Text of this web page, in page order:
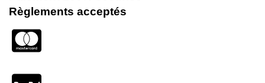
Règlements acceptés